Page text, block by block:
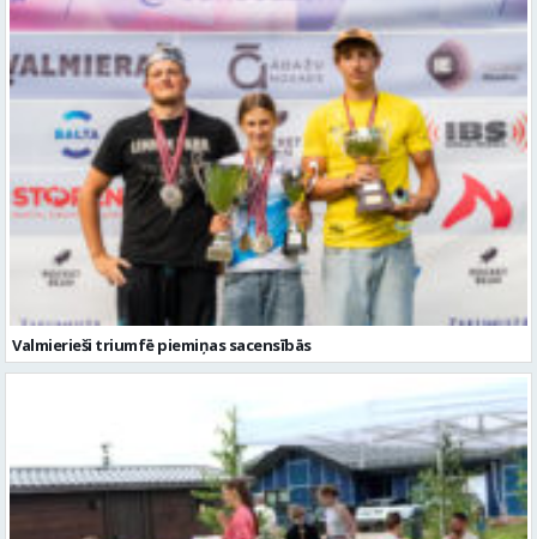
Valmierieši triumfē piemiņas sacensībās